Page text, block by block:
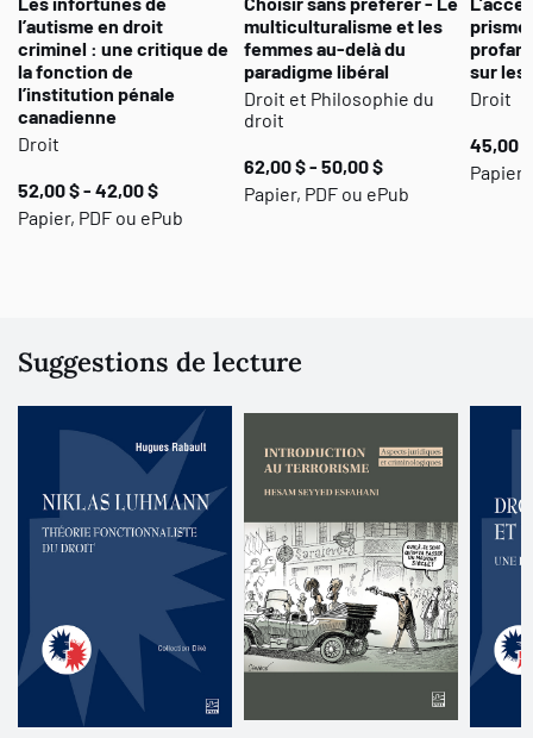
réflexions sur lesoft law
, la responsabilité civile et l’IA, alors que
celles et ceux qui pratiquent le droit pourront notamment y puiser
des ressources pour travailler avec ces normes polymorphiques
desoft law.
l’autisme en droit
criminel : une critique de
la fonction de
l’institution pénale
canadienne
Droit
52,00 $ - 42,00 $
Papier, PDF ou ePub
multiculturalisme et les
femmes au-delà du
paradigme libéral
Droit et Philosophie du
droit
62,00 $ - 50,00 $
Papier, PDF ou ePub
prisme
sur les
Droit
45,00
Papier,
Suggestions de lecture